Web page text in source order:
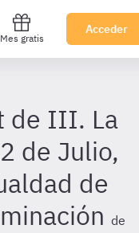
Mes gratis
Acceder
de III. La
de Julio,
de
de